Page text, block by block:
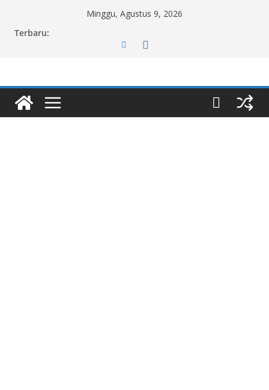
Minggu, Agustus 9, 2026
Terbaru: